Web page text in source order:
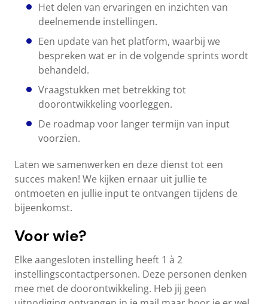
Het delen van ervaringen en inzichten van
deelnemende instellingen.
Een update van het platform, waarbij we
bespreken wat er in de volgende sprints wordt
behandeld.
Vraagstukken met betrekking tot
doorontwikkeling voorleggen.
De roadmap voor langer termijn van input
voorzien.
Laten we samenwerken en deze dienst tot een
succes maken! We kijken ernaar uit jullie te
ontmoeten en jullie input te ontvangen tijdens de
bijeenkomst.
Voor wie?
Elke aangesloten instelling heeft 1 à 2
instellingscontactpersonen. Deze personen denken
mee met de doorontwikkeling. Heb jij geen